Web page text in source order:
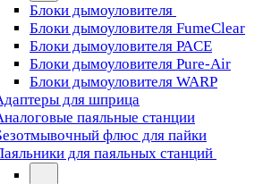
Блоки дымоуловителя
Блоки дымоуловителя FumeClear
Блоки дымоуловителя PACE
Блоки дымоуловителя Pure-Air
Блоки дымоуловителя WARP
для шприца
паяльные станции
флюс для пайки
для паяльных станций